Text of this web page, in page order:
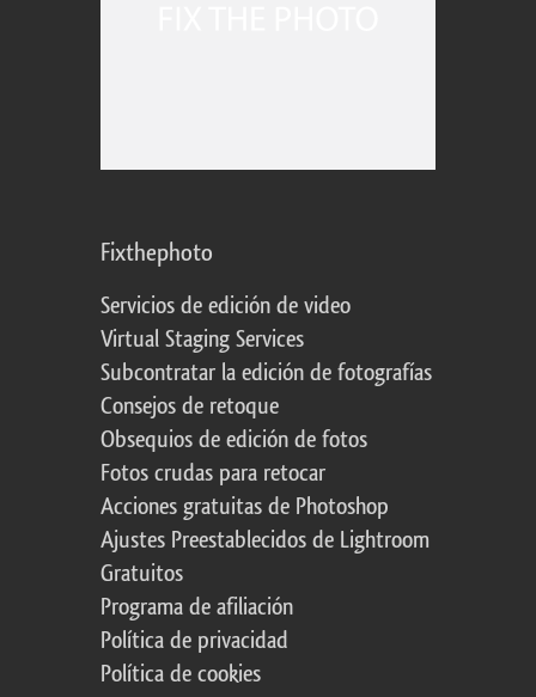
Fixthephoto
Servicios de edición de video
Virtual Staging Services
Subcontratar la edición de fotografías
Consejos de retoque
Obsequios de edición de fotos
Fotos crudas para retocar
Acciones gratuitas de Photoshop
Ajustes Preestablecidos de Lightroom
Gratuitos
Programa de afiliación
Política de privacidad
Política de cookies